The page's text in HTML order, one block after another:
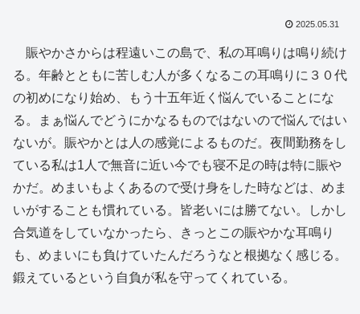
2025.05.31
賑やかさからは程遠いこの島で、私の耳鳴りは鳴り続け
る。年齢とともに苦しむ人が多くなるこの耳鳴りに３０代
の初めになり始め、もう十五年近く悩んでいることにな
る。まぁ悩んでどうにかなるものではないので悩んではい
ないが。賑やかとは人の感覚によるものだ。夜間勤務をし
ている私は1人で無音に近い今でも寝不足の時は特に賑や
かだ。めまいもよくあるので受け身をした時などは、めま
いがすることも慣れている。皆老いには勝てない。しかし
合気道をしていなかったら、きっとこの賑やかな耳鳴り
も、めまいにも負けていたんだろうなと根拠なく感じる。
鍛えているという自負が私を守ってくれている。